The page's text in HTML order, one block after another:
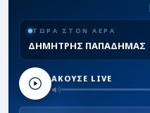
ΤΩΡΑ ΣΤΟΝ ΑΕΡΑ
ΔΗΜΗΤΡΗΣ ΠΑΠΑΔΗΜΑΣ
ΑΚΟΥΣΕ LIVE